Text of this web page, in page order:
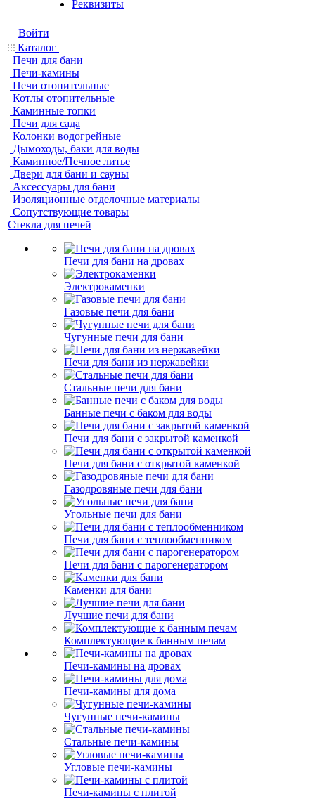
Реквизиты
Войти
Каталог
Печи для бани
Печи-камины
Печи отопительные
Котлы отопительные
Каминные топки
Печи для сада
Колонки водогрейные
Дымоходы, баки для воды
Каминное/Печное литье
Двери для бани и сауны
Аксессуары для бани
Изоляционные отделочные материалы
Сопутствующие товары
Стекла для печей
Печи для бани на дровах
Электрокаменки
Газовые печи для бани
Чугунные печи для бани
Печи для бани из нержавейки
Стальные печи для бани
Банные печи с баком для воды
Печи для бани с закрытой каменкой
Печи для бани с открытой каменкой
Газодровяные печи для бани
Угольные печи для бани
Печи для бани с теплообменником
Печи для бани с парогенератором
Каменки для бани
Лучшие печи для бани
Комплектующие к банным печам
Печи-камины на дровах
Печи-камины для дома
Чугунные печи-камины
Стальные печи-камины
Угловые печи-камины
Печи-камины с плитой